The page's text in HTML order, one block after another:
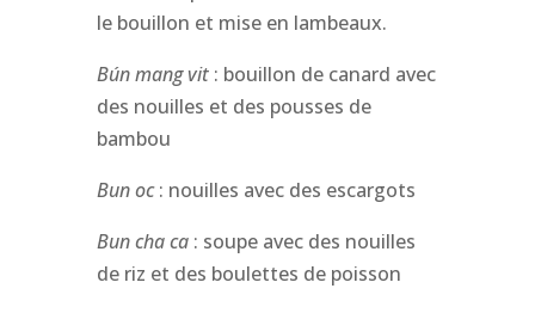
le bouillon et mise en lambeaux.
Bún mang vit: bouillon de canard avec
des nouilles et des pousses de
bambou
Bun oc: nouilles avec des escargots
Bun cha ca: soupe avec des nouilles
de riz et des boulettes de poisson